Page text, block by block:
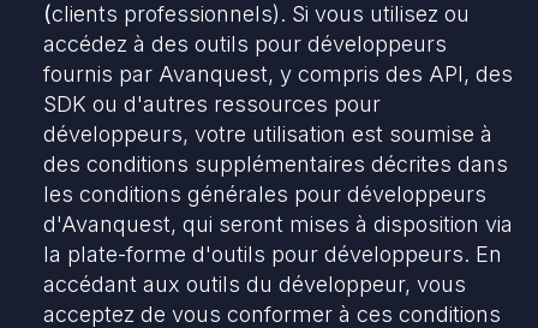
(clients professionnels). Si vous utilisez ou
accédez à des outils pour développeurs
fournis par Avanquest, y compris des API, des
SDK ou d'autres ressources pour
développeurs, votre utilisation est soumise à
des conditions supplémentaires décrites dans
les conditions générales pour développeurs
d'Avanquest, qui seront mises à disposition via
la plate-forme d'outils pour développeurs. En
accédant aux outils du développeur, vous
acceptez de vous conformer à ces conditions